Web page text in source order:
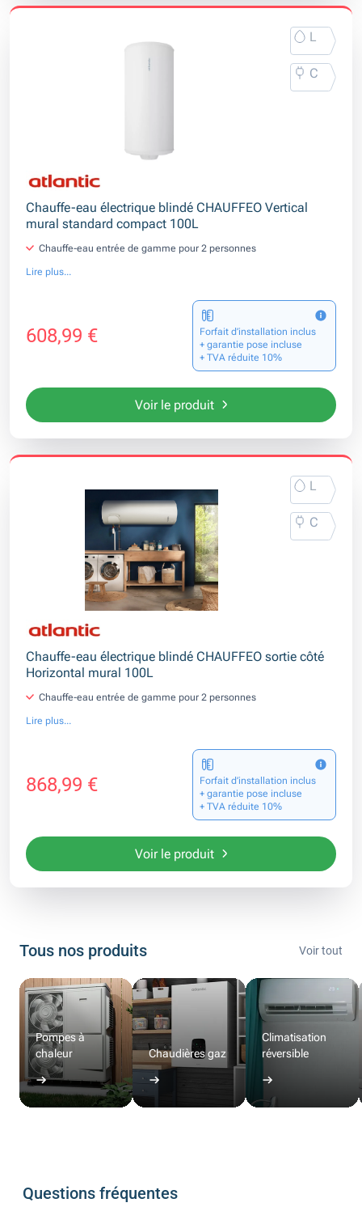
L
C
Chauffe-eau électrique blindé CHAUFFEO Vertical
mural standard compact 100L
Chauffe-eau entrée de gamme pour 2 personnes
Lire plus...
608,99 €
Forfait d’installation inclus
+ garantie pose incluse
+ TVA réduite 10%
Voir le produit
L
C
Chauffe-eau électrique blindé CHAUFFEO sortie côté
Horizontal mural 100L
Chauffe-eau entrée de gamme pour 2 personnes
Lire plus...
868,99 €
Forfait d’installation inclus
+ garantie pose incluse
+ TVA réduite 10%
Voir le produit
Tous nos produits Voir tout
Pompes à
chaleur
Chaudières gaz
Climatisation
réversible
Questions fréquentes